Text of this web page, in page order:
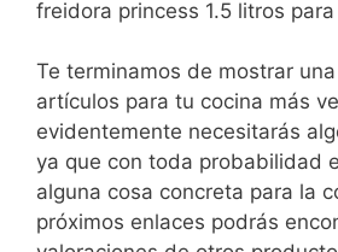
freidora princess 1.5 litros
Te terminamos de mostrar
artículos para tu cocina más
evidentemente necesitarás
ya que con toda probabilidad
alguna cosa concreta para la
próximos enlaces podrás